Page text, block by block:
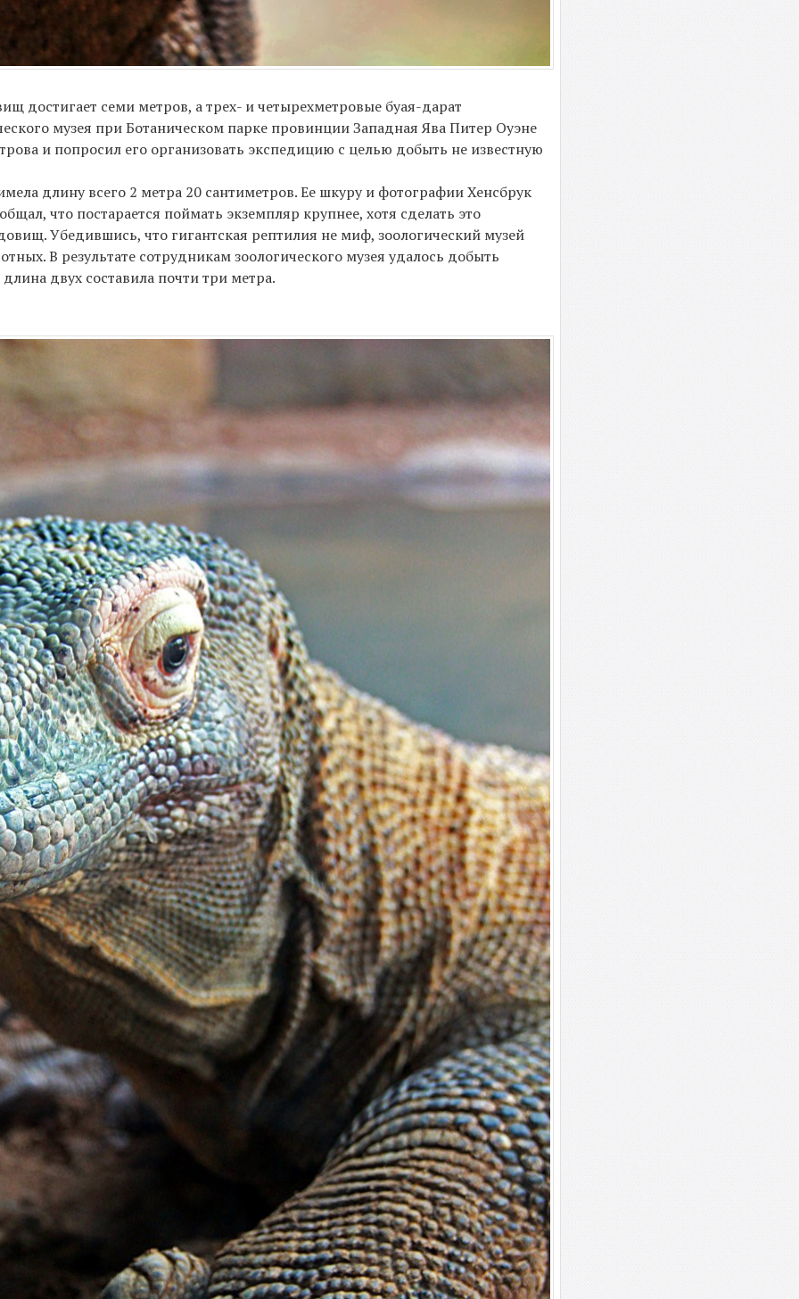
достигает семи метров, а трех- и четырехметровые буая-дарат
музея при Ботаническом парке провинции Западная Ява Питер Оуэне
и попросил его организовать экспедицию с целью добыть не известную
длину всего 2 метра 20 сантиметров. Ее шкуру и фотографии Хенсбрук
что постарается поймать экземпляр крупнее, хотя сделать это
Убедившись, что гигантская рептилия не миф, зоологический музей
В результате сотрудникам зоологического музея удалось добыть
двух составила почти три метра.